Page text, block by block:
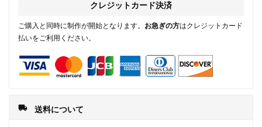
クレジットカード決済
ご購入と同時に制作が開始となります。 お急ぎの方はクレジットカード
払いをご利用ください。
local_shipping 送料について